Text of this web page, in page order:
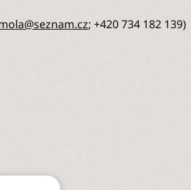
; +420 734 182 139)